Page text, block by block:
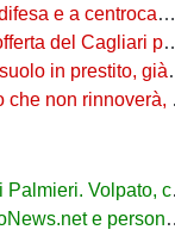
Occhio alle uscite
per Adzic era più alta"
già in campo a Rigutino
viola in agguato
Volpato, caso rientrato
le tue notizie